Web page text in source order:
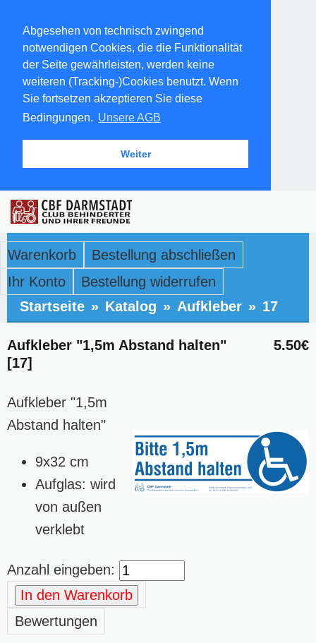
Abgesehen von technisch zwingend
notwendigen Cookies, die die Funktionalität
der Seite gewährleisten, werden keine
weiteren (Tracking-)Cookies benutzt. Wenn
Sie fortsetzen akzeptieren Sie diese
Bedingungen. Unsere AGB
Weiter
Warenkorb
Bestellung abschließen
Ihr Konto
Bestellung widerrufen
Startseite » Katalog » Aufkleber » 17
5.50€
Aufkleber "1,5m Abstand halten"
[17]
Aufkleber "1,5m
Abstand halten"
9x32 cm
Aufglas: wird
von außen
verklebt
Anzahl eingeben:
In den Warenkorb
Bewertungen